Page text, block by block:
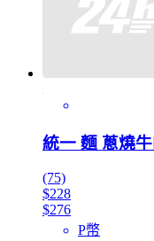
統一 麵 蔥燒
(75)
$228
$276
P幣